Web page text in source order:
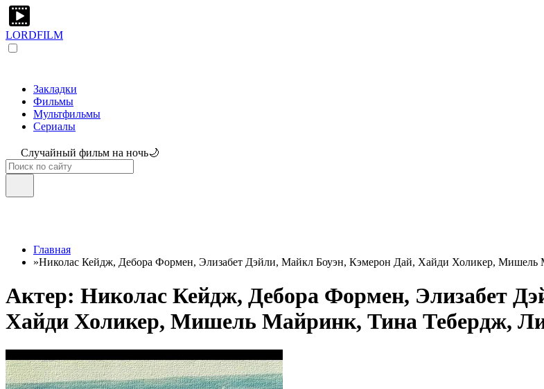
LORDFILM
Закладки
Фильмы
Мультфильмы
Сериалы
Случайный фильм на ночь🌙
Главная
»Николас Кейдж, Дебора Формен, Элизабет Дэйли, Майкл Боуэн, Кэмерон Дай, Хайди Холикер, Мишель
Актер: Николас Кейдж, Дебора Формен, Элизабет
Хайди Холикер, Мишель Майринк, Тина Тебердж,